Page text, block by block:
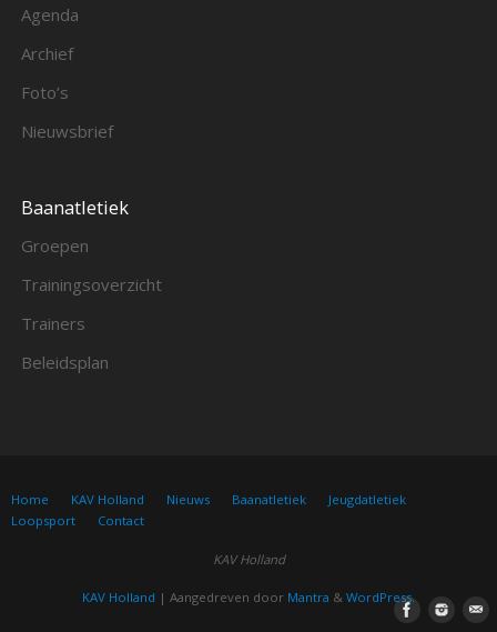
Agenda
Archief
Foto’s
Nieuwsbrief
Baanatletiek
Groepen
Trainingsoverzicht
Trainers
Beleidsplan
Home KAV Holland Nieuws Baanatletiek
Jeugdatletiek
Loopsport
Contact
KAV Holland
KAV Holland | Aangedreven door Mantra & WordPress.